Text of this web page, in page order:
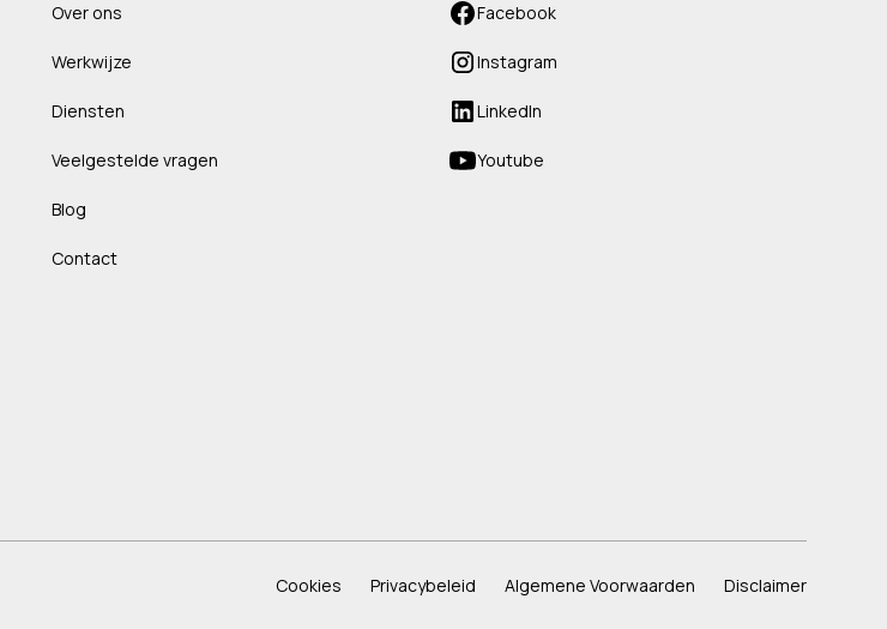
Over ons
Werkwijze
Diensten
Veelgestelde vragen
Blog
Contact
Facebook
Instagram
LinkedIn
Youtube
Cookies Privacybeleid Algemene Voorwaarden Disclaimer